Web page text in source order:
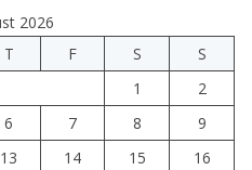
2026
T F S
S
1
2
6 7 8
9
13 14 15
16